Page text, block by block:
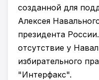
созданной для
Алексея
президента
отсутствие у
избирательного
"Интерфакс".